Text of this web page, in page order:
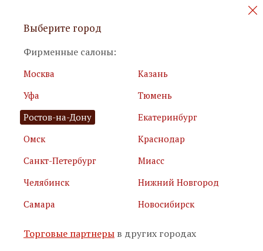
Персональные акции и новинки
Я принимаю
условия использования сайта
Я соглашаюсь сполитикой обработки персональных
Подписаться
Выберите город
Фирменные салоны:
Москва
Казань
Уфа
Тюмень
Ростов-на-Дону
Екатеринбург
Омск
Краснодар
Санкт-Петербург
Миасс
Челябинск
Нижний Новгород
Самара
Новосибирск
Торговые партнеры в других городах